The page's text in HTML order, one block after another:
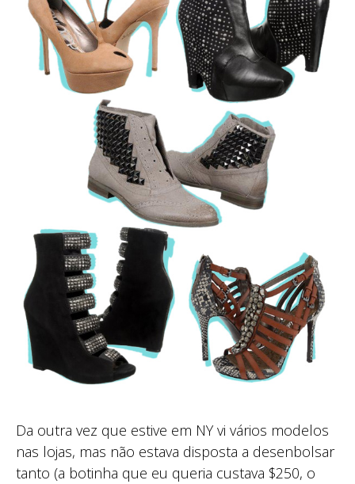
Da outra vez que estive em NY vi vários modelos
nas lojas, mas não estava disposta a desenbolsar
tanto (a botinha que eu queria custava $250, o